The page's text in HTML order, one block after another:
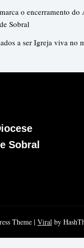
o encerramento
Sobral
a ser Igreja viva no
Sobral
Theme | Viralby